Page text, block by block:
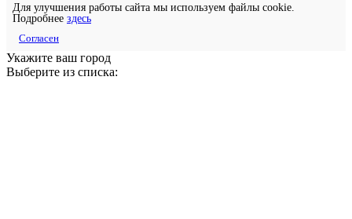
Для улучшения работы сайта мы используем файлы cookie.
Подробнее здесь
Согласен
Укажите ваш город
Выберите из списка: